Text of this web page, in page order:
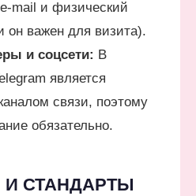
mail и физический
он важен для визита).
и соцсети: В
является
связи, поэтому
обязательно.
СТАНДАРТЫ